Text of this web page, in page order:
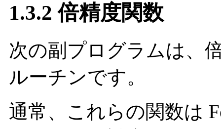
1.3.2 倍精度関数
次の副プログラムは、
ルーチンです。
通常、これらの関数は